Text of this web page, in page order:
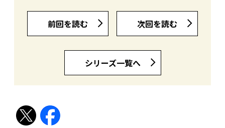
前回を読む 次回を読む
シリーズ一覧へ